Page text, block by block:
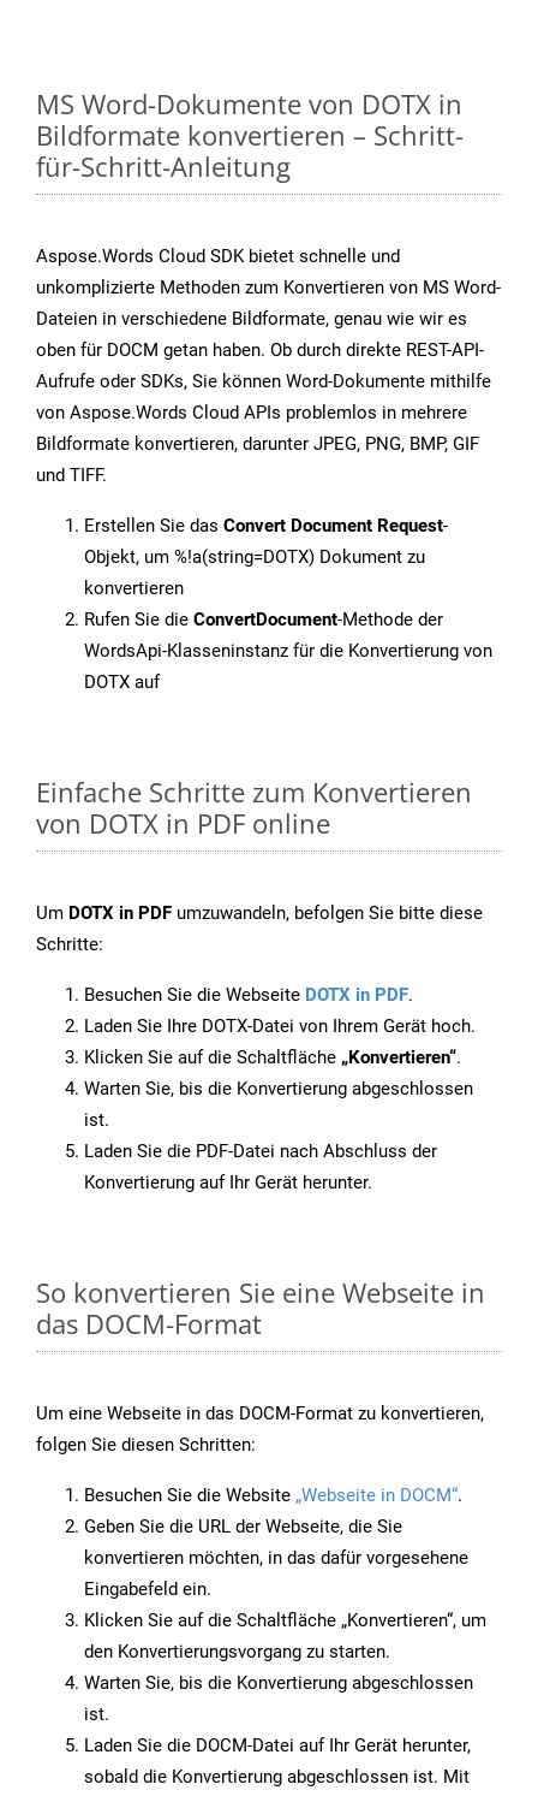
MS Word-Dokumente von DOTX in
Bildformate konvertieren – Schritt-
für-Schritt-Anleitung
Aspose.Words Cloud SDK bietet schnelle und
unkomplizierte Methoden zum Konvertieren von MS Word-
Dateien in verschiedene Bildformate, genau wie wir es
oben für DOCM getan haben. Ob durch direkte REST-API-
Aufrufe oder SDKs, Sie können Word-Dokumente mithilfe
von Aspose.Words Cloud APIs problemlos in mehrere
Bildformate konvertieren, darunter JPEG, PNG, BMP, GIF
und TIFF.
Erstellen Sie das Convert Document Request-
Objekt, um %!a(string=DOTX) Dokument zu
konvertieren
Rufen Sie die ConvertDocument-Methode der
WordsApi-Klasseninstanz für die Konvertierung von
DOTX auf
Einfache Schritte zum Konvertieren
von DOTX in PDF online
Um DOTX in PDF umzuwandeln, befolgen Sie bitte diese
Schritte:
Besuchen Sie die Webseite DOTX in PDF.
Laden Sie Ihre DOTX-Datei von Ihrem Gerät hoch.
Klicken Sie auf die Schaltfläche „Konvertieren“.
Warten Sie, bis die Konvertierung abgeschlossen
ist.
Laden Sie die PDF-Datei nach Abschluss der
Konvertierung auf Ihr Gerät herunter.
So konvertieren Sie eine Webseite in
das DOCM-Format
Um eine Webseite in das DOCM-Format zu konvertieren,
folgen Sie diesen Schritten:
Besuchen Sie die Website „Webseite in DOCM“.
Geben Sie die URL der Webseite, die Sie
konvertieren möchten, in das dafür vorgesehene
Eingabefeld ein.
Klicken Sie auf die Schaltfläche „Konvertieren“, um
den Konvertierungsvorgang zu starten.
Warten Sie, bis die Konvertierung abgeschlossen
ist.
Laden Sie die DOCM-Datei auf Ihr Gerät herunter,
sobald die Konvertierung abgeschlossen ist. Mit